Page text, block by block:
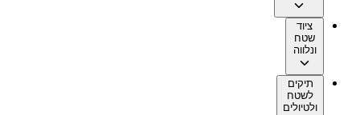
ציוד
שטח
ונלווה
תיקים
לשטח
ולטיולים